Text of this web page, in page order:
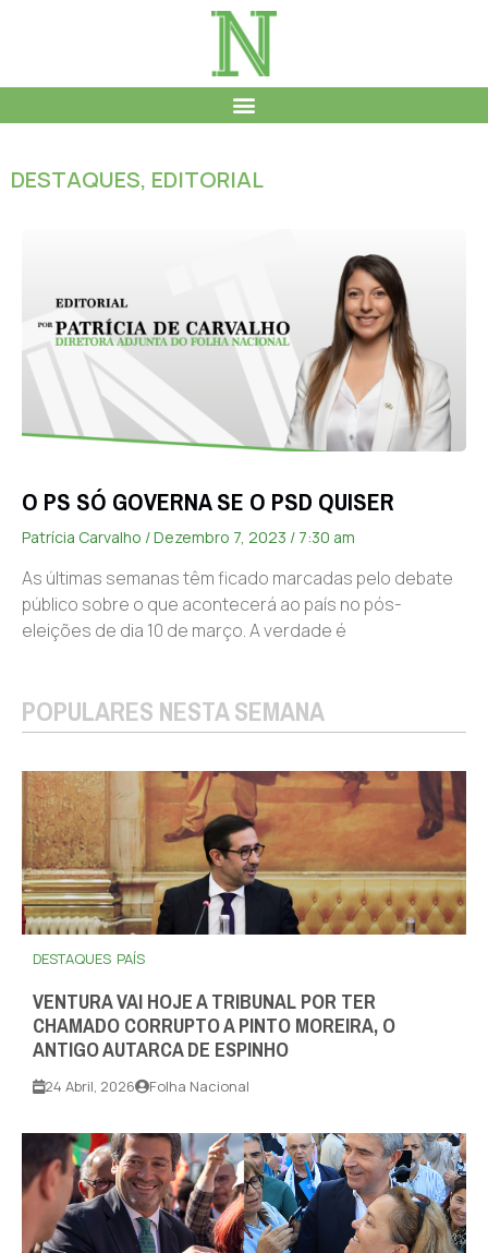
DESTAQUES, EDITORIAL
O PS SÓ GOVERNA SE O PSD QUISER
Patrícia Carvalho Dezembro 7, 2023 7:30 am
As últimas semanas têm ficado marcadas pelo debate
público sobre o que acontecerá ao país no pós-
eleições de dia 10 de março. A verdade é
POPULARES NESTA SEMANA
DESTAQUES PAÍS
VENTURA VAI HOJE A TRIBUNAL POR TER
CHAMADO CORRUPTO A PINTO MOREIRA, O
ANTIGO AUTARCA DE ESPINHO
24 Abril, 2026 Folha Nacional